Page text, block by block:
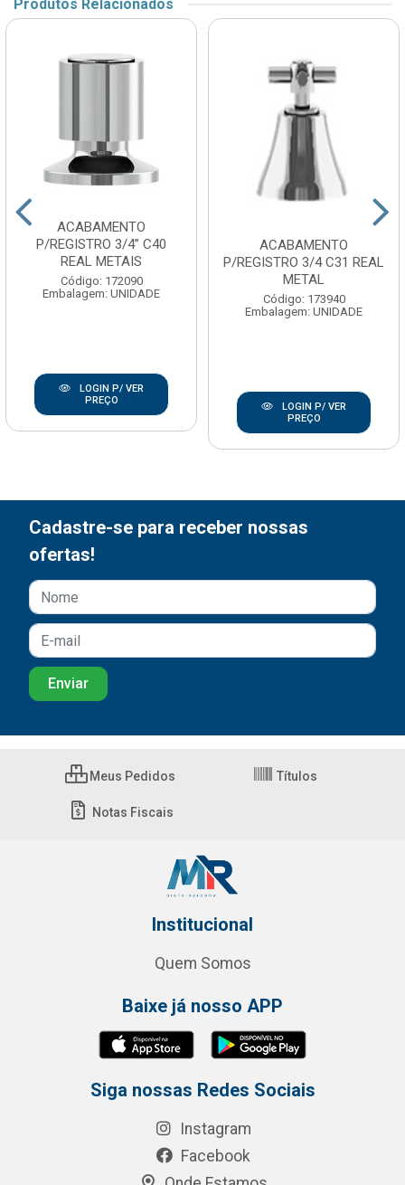
Produtos Relacionados
ACABAMENTO
P/REGISTRO 3/4” C40
REAL METAIS
Código: 172090
Embalagem: UNIDADE
LOGIN P/ VER
PREÇO
ACABAMENTO
P/REGISTRO 3/4 C31 REAL
METAL
Código: 173940
Embalagem: UNIDADE
LOGIN P/ VER
PREÇO
Cadastre-se para receber nossas
ofertas!
Meus Pedidos Títulos
Notas Fiscais
Institucional
Quem Somos
Baixe já nosso APP
Siga nossas Redes Sociais
Instagram
Facebook